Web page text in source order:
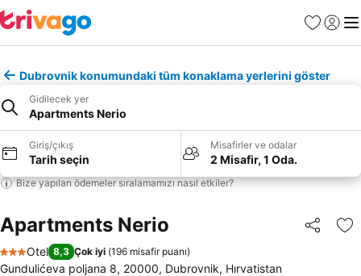
Favoriler
Giriş
Dubrovnik konumundaki tüm konaklama yerlerini göster
Gidilecek yer
Apartments Nerio
Giriş/çıkış
Tarih seçin
Misafirler ve odalar
2 Misafir, 1 Oda.
Bize yapılan ödemeler sıralamamızı nasıl etkiler?
Apartments Nerio Paylaş
3 Yıldız
Otel 8,3 Çok iyi (196 misafir puanı)
Gundulićeva poljana 8, 20000, Dubrovnik, Hırvatistan